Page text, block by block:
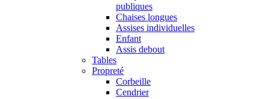
publiques
Chaises longues
Assises individuelles
Enfant
Assis debout
Tables
Propreté
Corbeille
Cendrier